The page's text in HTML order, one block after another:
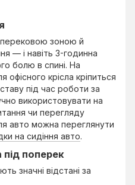
зоною й
— і навіть 3-годинна
болю в спині. На
офісного крісла кріпиться
під час роботи за
використовувати на
чи перегляду
авто можна переглянути
на сидіння авто.
поперек
значні відстані за